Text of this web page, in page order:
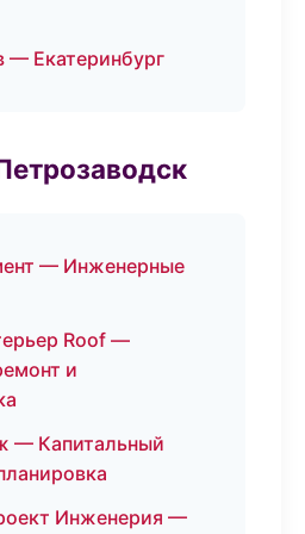
— Екатеринбург
— Инженерные
Roof —
и
— Капитальный
Инженерия —